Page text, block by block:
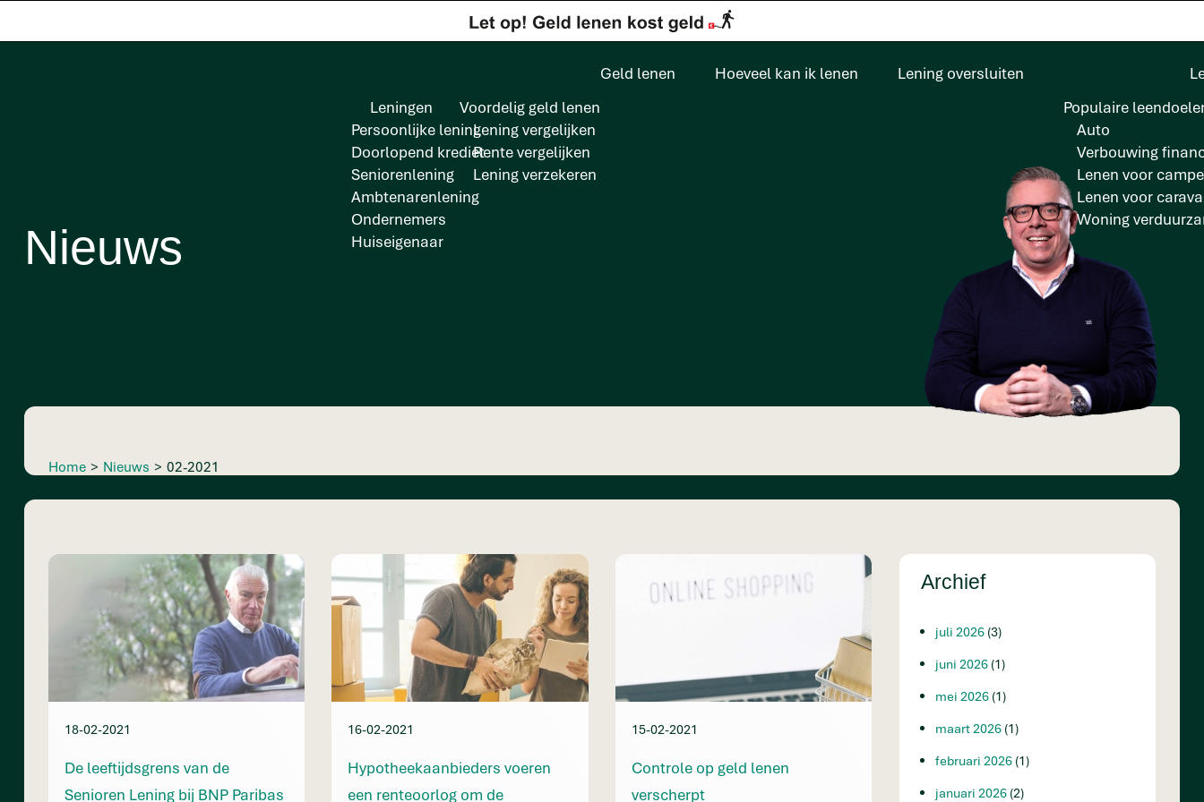
Geld lenen
Leningen
Persoonlijke lening
Doorlopend krediet
Seniorenlening
Ambtenarenlening
Ondernemers
Huiseigenaar
Voordelig geld lenen
Lening vergelijken
Rente vergelijken
Lening verzekeren
Hoeveel kan ik lenen Lening oversluiten
Populaire
Auto
Verbouwing
Lenen voor
Lenen voor
Woning
Nieuws
Home > Nieuws > 02-2021
18-02-2021
De leeftijdsgrens van de
Senioren Lening bij BNP Paribas
16-02-2021
Hypotheekaanbieders voeren
een renteoorlog om de
15-02-2021
Controle op geld lenen
verscherpt
Archief
juli 2026 (3)
juni 2026 (1)
mei 2026 (1)
maart 2026 (1)
februari 2026 (1)
januari 2026 (2)